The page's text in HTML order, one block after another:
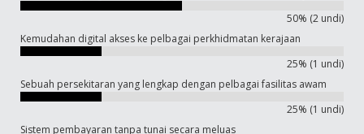
50% (2 undi)
Kemudahan digital akses ke pelbagai perkhidmatan kerajaan
25% (1 undi)
Sebuah persekitaran yang lengkap dengan pelbagai fasilitas awam
25% (1 undi)
Sistem pembayaran tanpa tunai secara meluas